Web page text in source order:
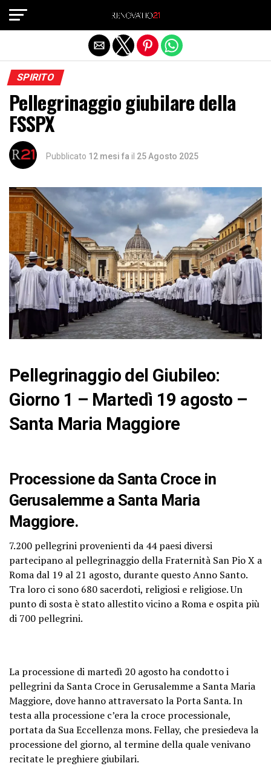
SPIRITO
Pellegrinaggio giubilare della
FSSPX
Pubblicato 12 mesi fa il 25 Agosto 2025
Pellegrinaggio del Giubileo:
Giorno 1 – Martedì 19 agosto –
Santa Maria Maggiore
Processione da Santa Croce in
Gerusalemme a Santa Maria
Maggiore.
7.200 pellegrini provenienti da 44 paesi diversi
partecipano al pellegrinaggio della Fraternità San Pio X a
Roma dal 19 al 21 agosto, durante questo Anno Santo.
Tra loro ci sono 680 sacerdoti, religiosi e religiose. Un
punto di sosta è stato allestito vicino a Roma e ospita più
di 700 pellegrini.
La processione di martedì 20 agosto ha condotto i
pellegrini da Santa Croce in Gerusalemme a Santa Maria
Maggiore, dove hanno attraversato la Porta Santa. In
testa alla processione c’era la croce processionale,
portata da Sua Eccellenza mons. Fellay, che presiedeva la
processione del giorno, al termine della quale venivano
recitate le preghiere giubilari.
Exit mobile version